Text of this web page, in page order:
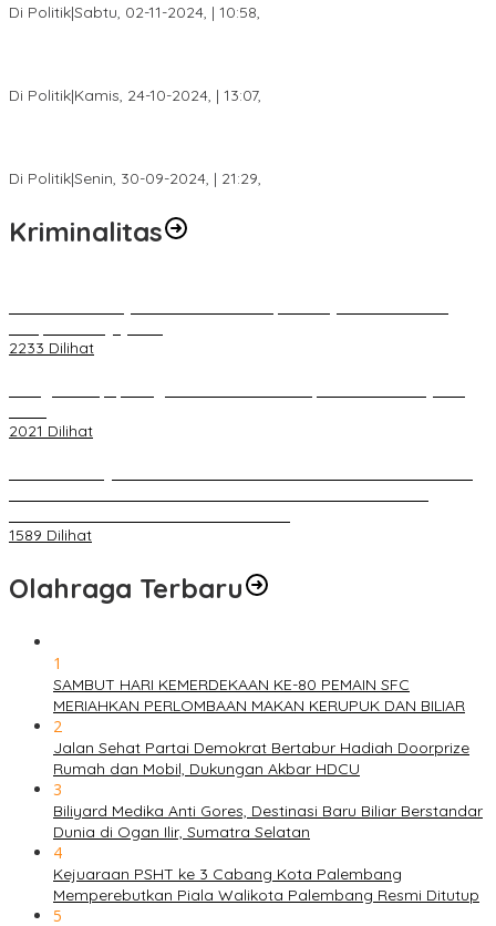
Di Politik|Sabtu, 02-11-2024, | 10:58,
Di Politik|Kamis, 24-10-2024, | 13:07,
Di Politik|Senin, 30-09-2024, | 21:29,
Kriminalitas
2233 Dilihat
2021 Dilihat
1589 Dilihat
Olahraga Terbaru
1
SAMBUT HARI KEMERDEKAAN KE-80 PEMAIN SFC
MERIAHKAN PERLOMBAAN MAKAN KERUPUK DAN BILIAR
2
Jalan Sehat Partai Demokrat Bertabur Hadiah Doorprize
Rumah dan Mobil, Dukungan Akbar HDCU
3
Biliyard Medika Anti Gores, Destinasi Baru Biliar Berstandar
Dunia di Ogan Ilir, Sumatra Selatan
4
Kejuaraan PSHT ke 3 Cabang Kota Palembang
Memperebutkan Piala Walikota Palembang Resmi Ditutup
5